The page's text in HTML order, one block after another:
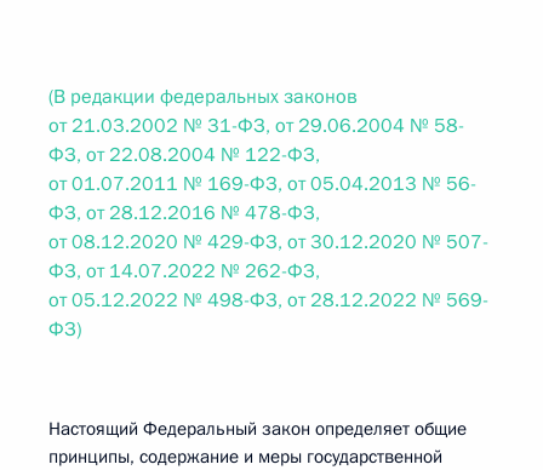
(В редакции федеральных законов
от 21.03.2002 № 31-ФЗ, от 29.06.2004 № 58-
ФЗ, от 22.08.2004 № 122-ФЗ,
от 01.07.2011 № 169-ФЗ, от 05.04.2013 № 56-
ФЗ, от 28.12.2016 № 478-ФЗ,
от 08.12.2020 № 429-ФЗ, от 30.12.2020 № 507-
ФЗ, от 14.07.2022 № 262-ФЗ,
от 05.12.2022 № 498-ФЗ, от 28.12.2022 № 569-
ФЗ)
Настоящий Федеральный закон определяет общие
принципы, содержание и меры государственной